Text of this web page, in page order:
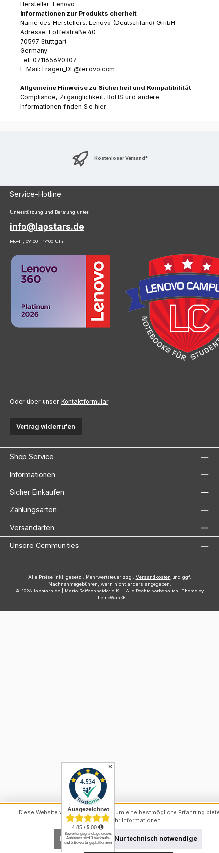
Hersteller: Lenovo
Informationen zur Produktsicherheit
Name des Herstellers: Lenovo (Deutschland) GmbH
Adresse: Löffelstraße 40
70597 Stuttgart
Germany
Tel: 071165690807
E-Mail: Fragen_DE@lenovo.com
Allgemeine Hinweise zu Sicherheit und Kompatibilität
Compliance, Zugänglichkeit, RoHS und andere
Informationen finden Sie hier
Kostenloser Versand*
Service-Hotline
Unterstützung und Beratung unter:
info@lapstars.de
Mo-Fr, 09:00 - 17:00 Uhr
Oder über unser Kontaktformular.
Vertrag widerrufen
Shop Service
Informationen
Sicher Einkaufen
Zahlungsarten
Versandarten
Unsere Communities
Alle Preise inkl. gesetzl. Mehrwertsteuer zzgl. Versandkosten und ggf.
Nachnahmegebühren, wenn nicht anders angegeben.
© 2026 lapstars.de | Mario Reifschneider e.K. - Alle Rechte vorbehalten. Theme by
ThemeWare®
✕
Diese Website verwendet Cookies, um eine bestmögliche Erfahrung
können.Mehr Informationen ...
Nur technisch notwendige
Konfigurieren